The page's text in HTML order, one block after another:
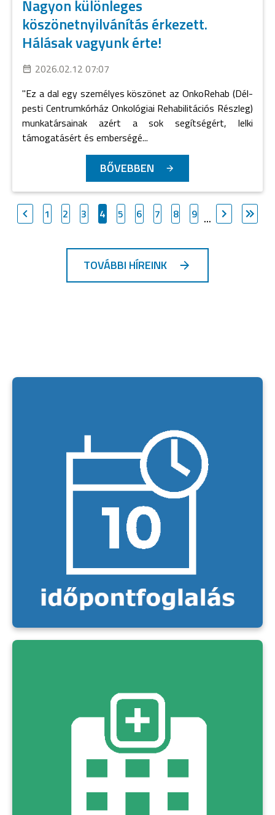
Nagyon különleges
köszönetnyilvánítás érkezett.
Hálásak vagyunk érte!
2026.02.12 07:07
"Ez a dal egy személyes köszönet az OnkoRehab (Dél-
pesti Centrumkórház Onkológiai Rehabilitációs Részleg)
munkatársainak azért a sok segítségért, lelki
támogatásért és emberségé...
BŐVEBBEN
1 2 3 4 5 6 7 8 9 ...
TOVÁBBI HÍREINK